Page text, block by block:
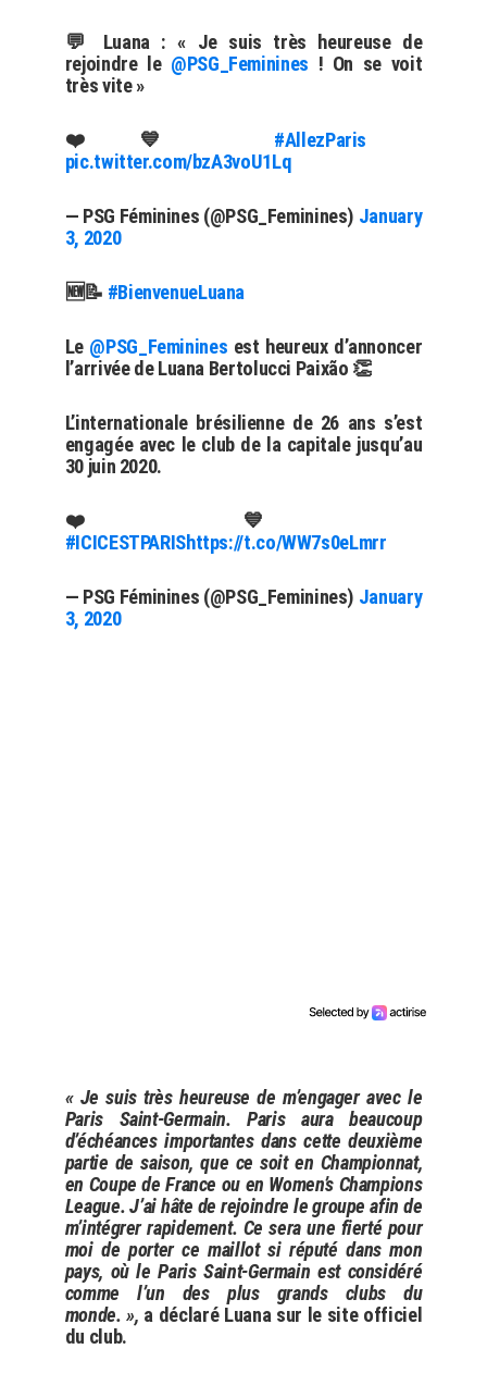
💬 Luana : « Je suis très heureuse de
rejoindre le @PSG_Feminines ! On se voit
très vite »
❤️💙 #AllezParis
pic.twitter.com/bzA3voU1Lq
— PSG Féminines (@PSG_Feminines) January
3, 2020
🆕📝 #BienvenueLuana
Le @PSG_Feminines est heureux d’annoncer
l’arrivée de Luana Bertolucci Paixão 👏
L’internationale brésilienne de 26 ans s’est
engagée avec le club de la capitale jusqu’au
30 juin 2020.
❤️💙
#ICICESTPARIShttps://t.co/WW7s0eLmrr
— PSG Féminines (@PSG_Feminines) January
3, 2020
« Je suis très heureuse de m’engager avec le
Paris Saint-Germain. Paris aura beaucoup
d’échéances importantes dans cette deuxième
partie de saison, que ce soit en Championnat,
en Coupe de France ou en Women’s Champions
League. J’ai hâte de rejoindre le groupe afin de
m’intégrer rapidement. Ce sera une fierté pour
moi de porter ce maillot si réputé dans mon
pays, où le Paris Saint-Germain est considéré
comme l’un des plus grands clubs du
monde. », a déclaré Luana sur le site officiel
du club.